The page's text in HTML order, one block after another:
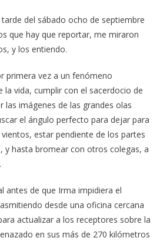
del sábado ocho de septiembre
que hay que reportar, me miraron
y los entiendo.
primera vez a un fenómeno
vida, cumplir con el sacerdocio de
imágenes de las grandes olas
el ángulo perfecto para dejar para
estar pendiente de los partes
y hasta bromear con otros colegas, a
antes de que Irma impidiera el
desde una oficina cercana
actualizar a los receptores sobre la
en sus más de 270 kilómetros